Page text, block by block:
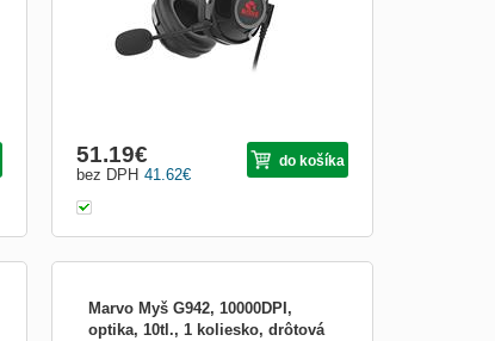
41.62€
bez DPH
51.19€ do košíka
Marvo Myš G942, 10000DPI,
optika, 10tl., 1 koliesko, drôtová